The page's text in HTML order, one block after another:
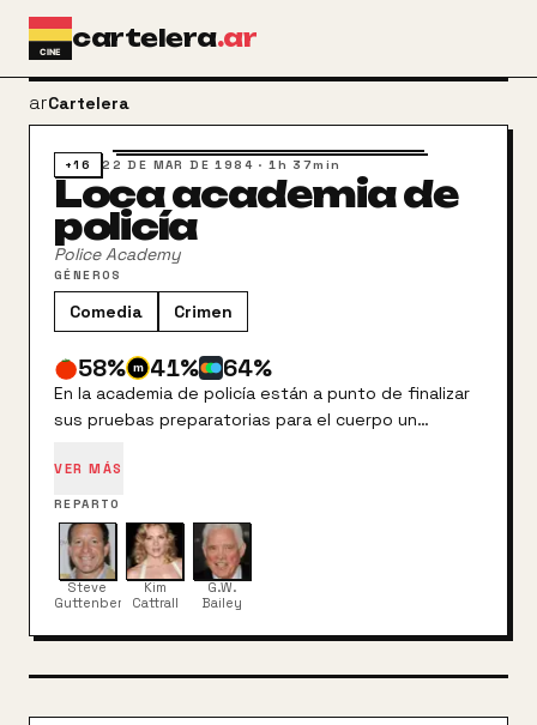
Ir al contenido principal
cartelera.ar
arrow_back
Cartelera
+16 22 DE MAR DE 1984 ·1h 37min
Loca academia de
policía
Police Academy
GÉNEROS
Comedia Crimen
58% 41% 64%
En la academia de policía están a punto de finalizar
sus pruebas preparatorias para el cuerpo un
coinciden con los novatos de nuevo ingreso, que
serán el centro de un montón de bromas que
muchas veces se lo harán pasar muy mal.
VER MÁS
REPARTO
Steve
Guttenberg
Kim
Cattrall
G.W.
Bailey